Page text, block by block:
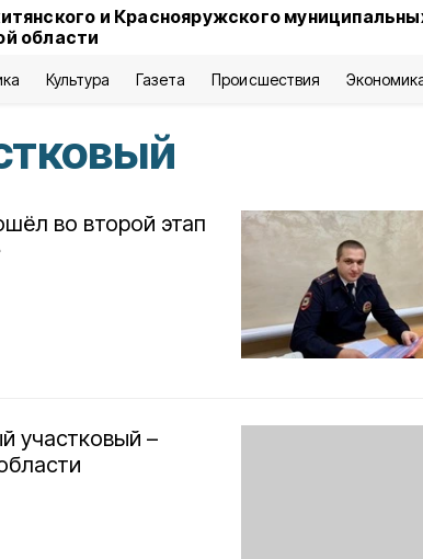
и Краснояружского
области
Культура Газета Происшествия
во второй этап
участковый –